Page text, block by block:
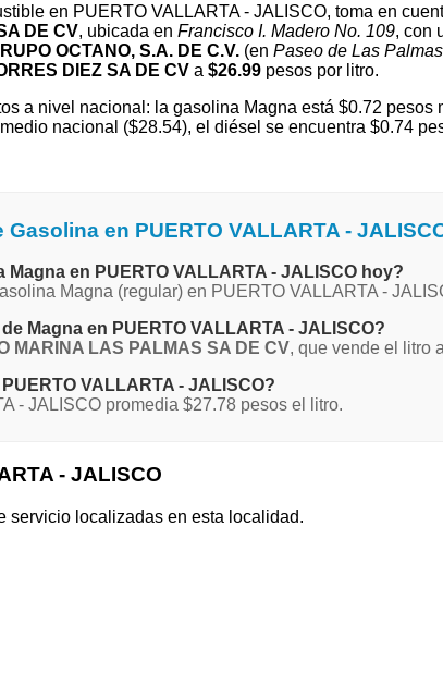
en PUERTO VALLARTA - JALISCO, toma en
DE CV, ubicada en Francisco I. Madero No. 109, con
OCTANO, S.A. DE C.V. (en Paseo de Las
DIEZ SA DE CV a $26.99 pesos por litro.
a nivel nacional: la gasolina Magna está $0.72
nacional ($28.54), el diésel se encuentra $0.74
en PUERTO VALLARTA -
en PUERTO VALLARTA - JALISCO hoy?
Magna (regular) en PUERTO VALLARTA -
Magna en PUERTO VALLARTA - JALISCO?
MARINA LAS PALMAS SA DE CV, que vende el litro
VALLARTA - JALISCO?
- JALISCO promedia $27.78 pesos el litro.
- JALISCO
servicio localizadas en esta localidad.